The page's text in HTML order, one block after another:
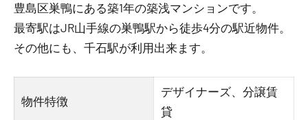
豊島区巣鴨にある築1年の築浅マンションです。
最寄駅はJR山手線の巣鴨駅から徒歩4分の駅近物件。
その他にも、千石駅が利用出来ます。
物件特徴
デザイナーズ、分譲賃
貸